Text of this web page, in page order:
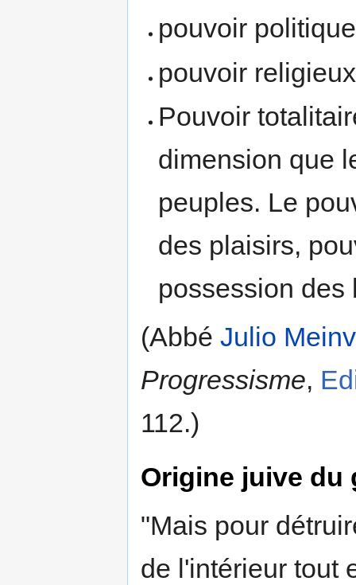
pouvoir
pouvoir
Pouvoir
dimension que
peuples. Le
des plaisirs,
possession des
(Abbé Julio
Progressisme,
112.)
Origine juive du
"Mais pour
de l'intérieur tout